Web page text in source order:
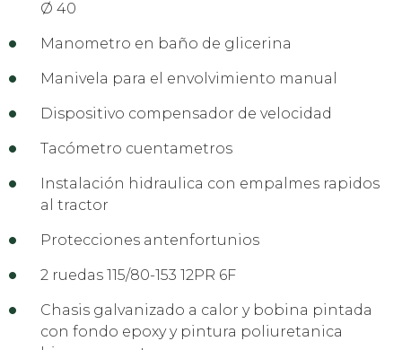
Ø 40
Manometro en baño de glicerina
Manivela para el envolvimiento manual
Dispositivo compensador de velocidad
Tacómetro cuentametros
Instalación hidraulica con empalmes rapidos
al tractor
Protecciones antenfortunios
2 ruedas 115/80-153 12PR 6F
Chasis galvanizado a calor y bobina pintada
con fondo epoxy y pintura poliuretanica